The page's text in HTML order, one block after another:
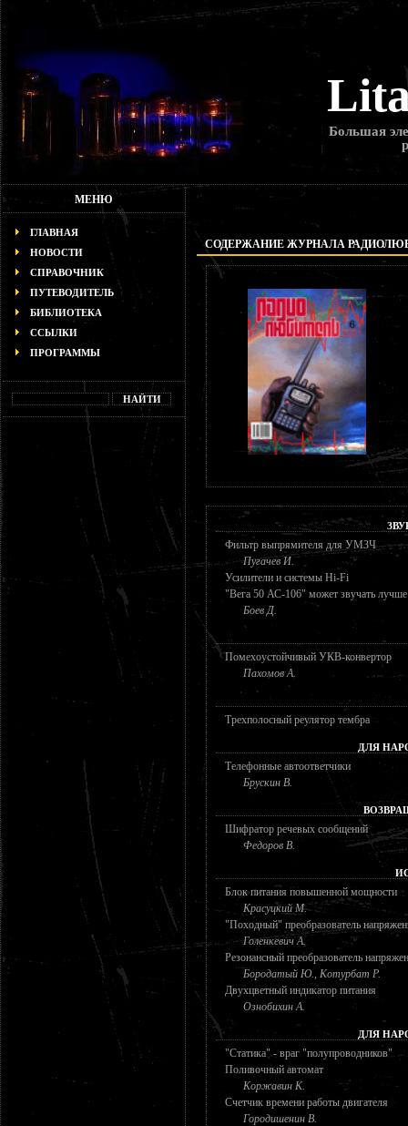
Большая
МЕНЮ
ГЛАВНАЯ
НОВОСТИ
СПРАВОЧНИК
ПУТЕВОДИТЕЛЬ
БИБЛИОТЕКА
ССЫЛКИ
ПРОГРАММЫ
СОДЕРЖАНИЕ ЖУРНАЛА
Фильтр выпрямителя для УМЗЧ
Пугачев И.
Усилители и системы Hi-Fi
"Вега 50 АС-106" может звучать лучше
Боев Д.
Помехоустойчивый УКВ-конвертор
Пахомов А.
Трехполосный реулятор тембра
ДЛЯ
Телефонные автоответчики
Брускин В.
Шифратор речевых сообщений
Федоров В.
Блок питания повышенной мощности
Красуцкий М.
"Походный" преобразователь
Голенкевич А.
Резонансный преобразователь
Бородатый Ю., Котурбат Р.
Двухцветный индикатор питания
Ознобихин А.
ДЛЯ
"Статика" - враг "полупроводников"
Поливочный автомат
Коржавин К.
Счетчик времени работы двигателя
Городишенин В.